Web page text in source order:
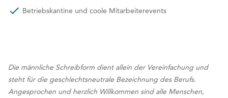
Betriebskantine und coole Mitarbeiterevents
Die männliche Schreibform dient allein der Vereinfachung und
steht für die geschlechtsneutrale Bezeichnung des Berufs.
Angesprochen und herzlich Willkommen sind alle Menschen,